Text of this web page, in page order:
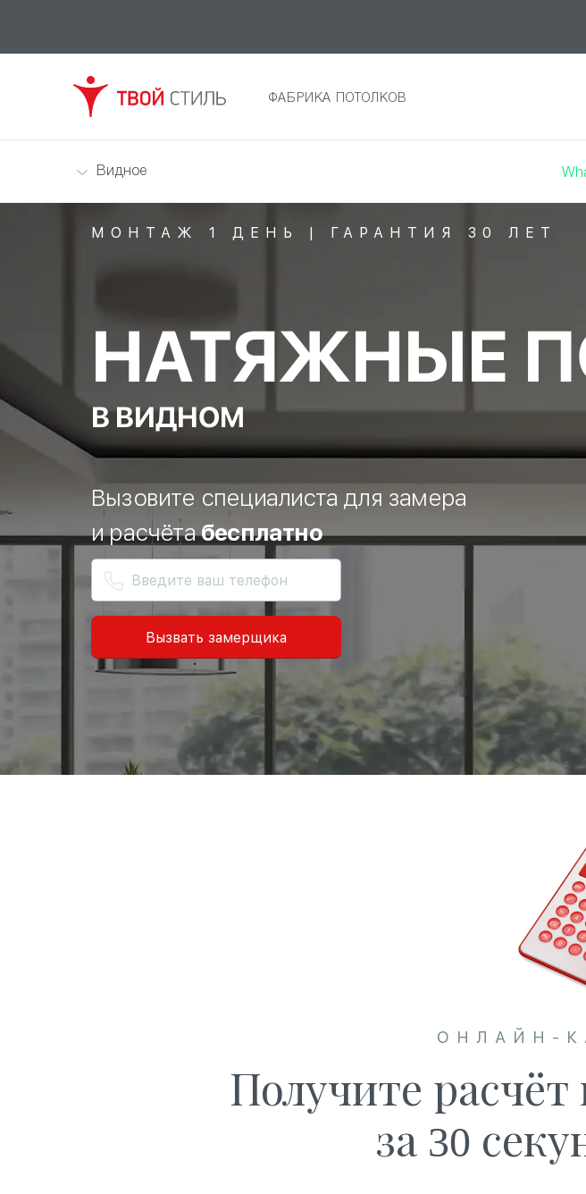
ФАБРИКА ПОТОЛКОВ
Видное
МОНТАЖ 1 ДЕНЬ | ГАРАНТИЯ 30 ЛЕТ
НАТЯЖНЫЕ
В ВИДНОМ
Вызовите специалиста для замера
и расчётабесплатно
Вызвать замерщика
ОНЛАЙН-
Получите
за 30